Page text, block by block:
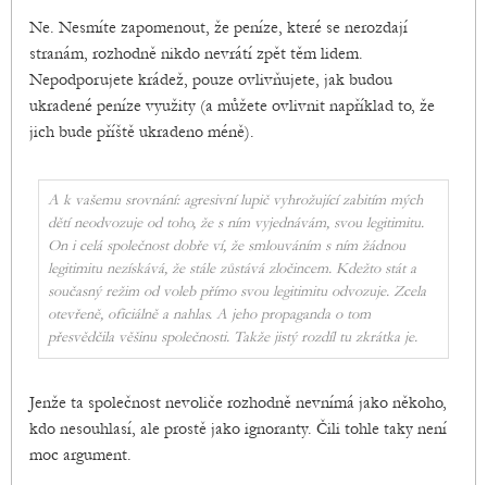
Ne. Nesmíte zapomenout, že peníze, které se nerozdají
stranám, rozhodně nikdo nevrátí zpět těm lidem.
Nepodporujete krádež, pouze ovlivňujete, jak budou
ukradené peníze využity (a můžete ovlivnit například to, že
jich bude příště ukradeno méně).
A k vašemu srovnání: agresivní lupič vyhrožující zabitím mých
dětí neodvozuje od toho, že s ním vyjednávám, svou legitimitu.
On i celá společnost dobře ví, že smlouváním s ním žádnou
legitimitu nezískává, že stále zůstává zločincem. Kdežto stát a
současný režim od voleb přímo svou legitimitu odvozuje. Zcela
otevřeně, oficiálně a nahlas. A jeho propaganda o tom
přesvědčila věšinu společnosti. Takže jistý rozdíl tu zkrátka je.
Jenže ta společnost nevoliče rozhodně nevnímá jako někoho,
kdo nesouhlasí, ale prostě jako ignoranty. Čili tohle taky není
moc argument.